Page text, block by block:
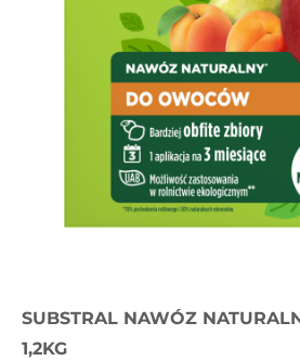
SUBSTRAL NAWÓZ
1,2KG